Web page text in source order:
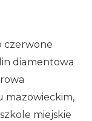
czerwone
diamentowa
mazowieckim,
miejskie